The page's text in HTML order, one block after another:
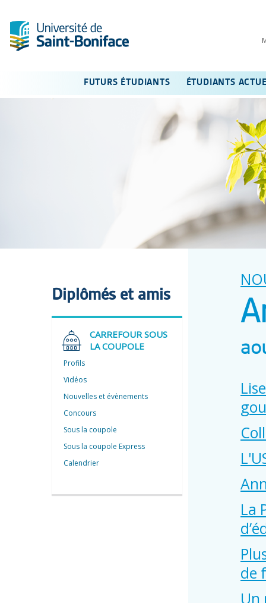
FUTURS ÉTUDIANTS ÉTUDIANTS
La
de
Un
Diplômés et amis
CARREFOUR SOUS
LA COUPOLE
Profils
Vidéos
Nouvelles et évènements
Concours
Sous la coupole
Sous la coupole Express
Calendrier